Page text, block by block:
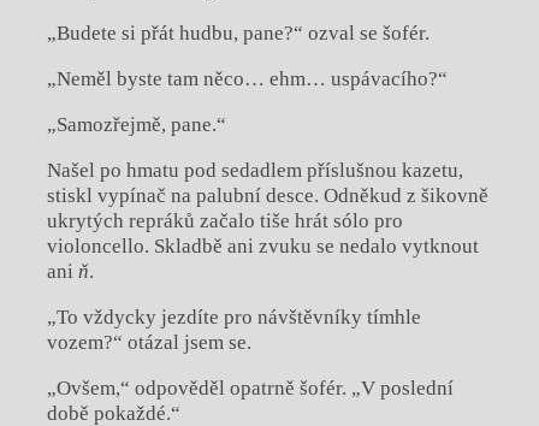
„Budete si přát hudbu, pane?“ ozval se šofér.
„Neměl byste tam něco… ehm… uspávacího?“
„Samozřejmě, pane.“
Našel po hmatu pod sedadlem příslušnou kazetu,
stiskl vypínač na palubní desce. Odněkud z šikovně
ukrytých repráků začalo tiše hrát sólo pro
violoncello. Skladbě ani zvuku se nedalo vytknout
ani ň.
„To vždycky jezdíte pro návštěvníky tímhle
vozem?“ otázal jsem se.
„Ovšem,“ odpověděl opatrně šofér. „V poslední
době pokaždé.“